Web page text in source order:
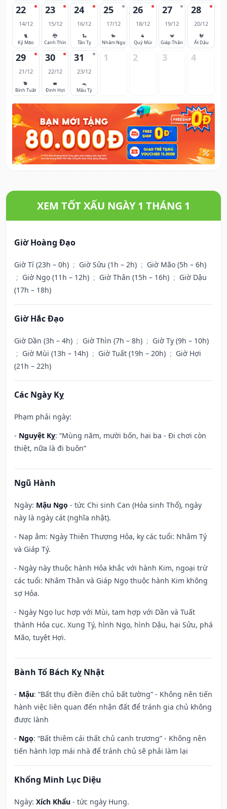
22
14/12
🐈
Kỷ Mão
23
15/12
🐉
Canh Thìn
24
16/12
🐍
Tân Tỵ
25
17/12
🐎
Nhâm Ngọ
26
18/12
🐐
Quý Mùi
27
19/12
🐒
Giáp Thân
28
20/12
🐓
Ất Dậu
29
21/12
🐕
Bính Tuất
30
22/12
🐖
Đinh Hợi
31
23/12
🐀
Mậu Tý
1 2 3 4
XEM TỐT XẤU NGÀY 1 THÁNG 1
Giờ Hoàng Đạo
Giờ Tí (23h – 0h) ; Giờ Sửu (1h – 2h) ; Giờ Mão (5h – 6h)
; Giờ Ngọ (11h – 12h) ; Giờ Thân (15h – 16h) ; Giờ Dậu
(17h – 18h)
Giờ Hắc Đạo
Giờ Dần (3h – 4h) ; Giờ Thìn (7h – 8h) ; Giờ Tỵ (9h – 10h)
; Giờ Mùi (13h – 14h) ; Giờ Tuất (19h – 20h) ; Giờ Hợi
(21h – 22h)
Các Ngày Kỵ
Phạm phải ngày:
- Nguyệt Kỵ: “Mùng năm, mười bốn, hai ba - Đi chơi còn
thiệt, nữa là đi buôn”
Ngũ Hành
Ngày: Mậu Ngọ - tức Chi sinh Can (Hỏa sinh Thổ), ngày
này là ngày cát (nghĩa nhật).
- Nạp âm: Ngày Thiên Thượng Hỏa, kỵ các tuổi: Nhâm Tý
và Giáp Tý.
- Ngày này thuộc hành Hỏa khắc với hành Kim, ngoại trừ
các tuổi: Nhâm Thân và Giáp Ngọ thuộc hành Kim không
sợ Hỏa.
- Ngày Ngọ lục hợp với Mùi, tam hợp với Dần và Tuất
thành Hỏa cục. Xung Tý, hình Ngọ, hình Dậu, hại Sửu, phá
Mão, tuyệt Hợi.
Bành Tổ Bách Kỵ Nhật
- Mậu: “Bất thụ điền điền chủ bất tường” - Không nên tiến
hành việc liên quan đến nhận đất để tránh gia chủ không
được lành
- Ngọ: “Bất thiêm cái thất chủ canh trương” - Không nên
tiến hành lợp mái nhà để tránh chủ sẽ phải làm lại
Khổng Minh Lục Diệu
Ngày: Xích Khẩu - tức ngày Hung.